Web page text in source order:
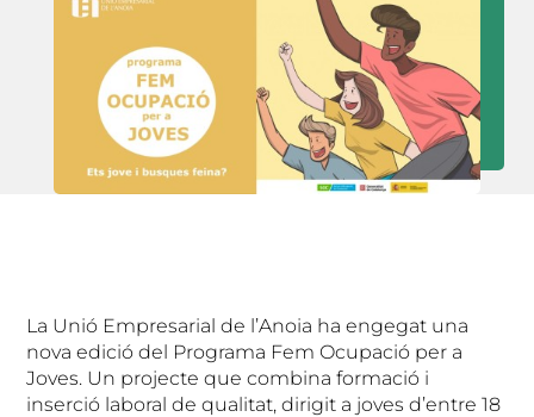
La Unió Empresarial de l’Anoia ha engegat una
nova edició del Programa Fem Ocupació per a
Joves. Un projecte que combina formació i
inserció laboral de qualitat, dirigit a joves d’entre 18